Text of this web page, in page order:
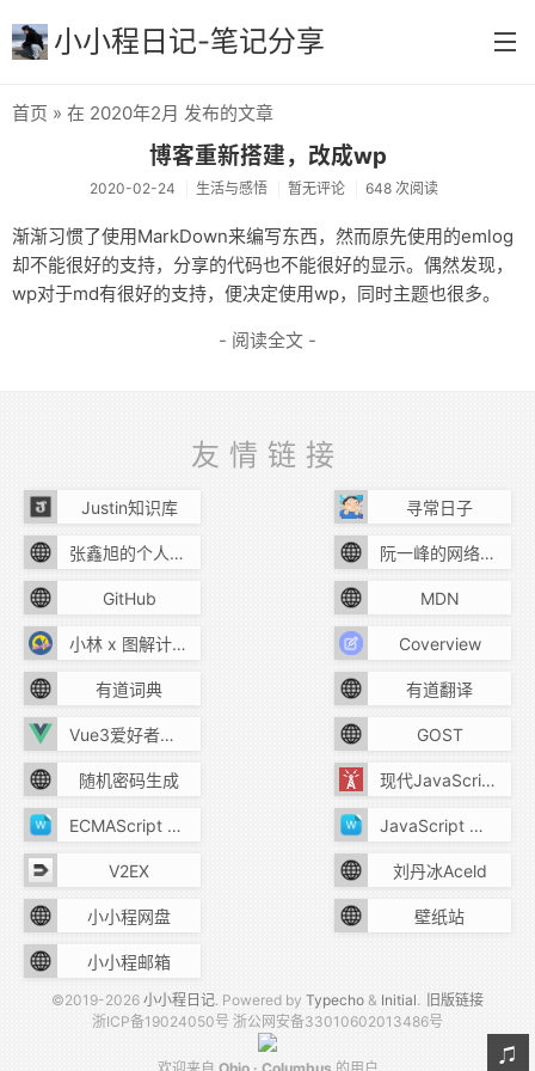
小小程日记-笔记分享
生活与感悟
实践与总结
快速查阅
学习与笔记
归档
首页 » 在 2020年2月 发布的文章
博客重新搭建，改成wp
2020-02-24 生活与感悟 暂无评论 648 次阅读
渐渐习惯了使用MarkDown来编写东西，然而原先使用的emlog
却不能很好的支持，分享的代码也不能很好的显示。偶然发现，
wp对于md有很好的支持，便决定使用wp，同时主题也很多。
- 阅读全文 -
友情链接
Justin知识库 寻常日子
张鑫旭的个人主页 阮一峰的网络日志
GitHub MDN
小林 x 图解计算机基础 Coverview
有道词典 有道翻译
Vue3爱好者组建的站点 GOST
随机密码生成 现代JavaScript教程
ECMAScript 6 教程 JavaScript 教程
V2EX 刘丹冰Aceld
小小程网盘 壁纸站
小小程邮箱
©2019-2026 小小程日记. Powered by Typecho & Initial.
旧版链接
浙ICP备19024050号 浙公网安备33010602013486号